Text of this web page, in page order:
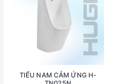
TIỂU NAM CẢM ỨNG H-